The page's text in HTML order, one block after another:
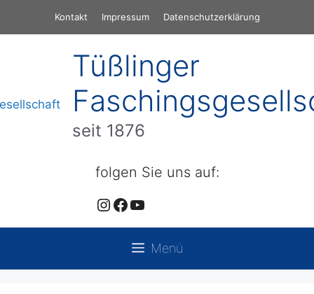
Kontakt Impressum Datenschutzerklärung
Tüßlinger
seit 1876
folgen Sie uns auf:
Instagram
Facebook
YouTube
Menü